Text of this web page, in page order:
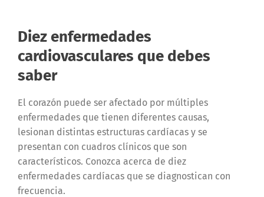
Diez enfermedades
cardiovasculares que debes
saber
El corazón puede ser afectado por múltiples
enfermedades que tienen diferentes causas,
lesionan distintas estructuras cardíacas y se
presentan con cuadros clínicos que son
característicos. Conozca acerca de diez
enfermedades cardíacas que se diagnostican con
frecuencia.